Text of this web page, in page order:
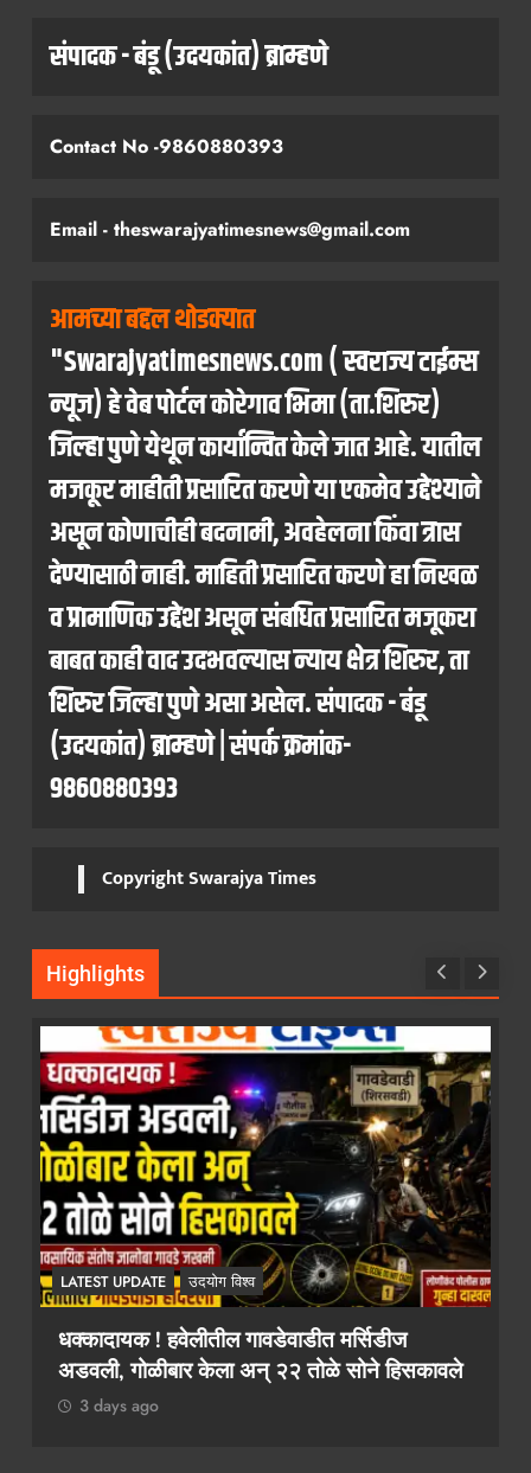
संपादक - बंडू (उदयकांत) ब्राम्हणे
Contact No -9860880393
Email - theswarajyatimesnews@gmail.com
आमच्या बद्दल थोडक्यात
"Swarajyatimesnews.com ( स्वराज्य टाईम्स
न्यूज) हे वेब पोर्टल कोरेगाव भिमा (ता.शिरुर)
जिल्हा पुणे येथून कार्यान्वित केले जात आहे. यातील
मजकूर माहीती प्रसारित करणे या एकमेव उद्देश्याने
असून कोणाचीही बदनामी, अवहेलना किंवा त्रास
देण्यासाठी नाही. माहिती प्रसारित करणे हा निखळ
व प्रामाणिक उद्देश असून संबधित प्रसारित मजूकरा
बाबत काही वाद उदभवल्यास न्याय क्षेत्र शिरुर, ता
शिरुर जिल्हा पुणे असा असेल. संपादक - बंडू
(उदयकांत) ब्राम्हणे | संपर्क क्रमांक-
9860880393
Copyright Swarajya Times
Highlights
LATEST UPDATE उदयोग विश्व
२ कोटींचा दंड टाळायचा असेल तर १० लाख द्या!
कथित लाच मागणी प्रकरणी तलाठी आश्विनी कोकाटे
दुसऱ्यांदा एसीबीच्या जाळ्यात